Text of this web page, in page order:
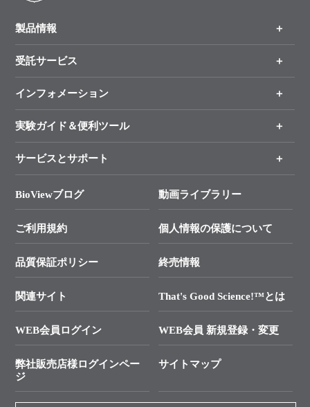
製品情報
製品一覧
手法から製品を探す
新製品情報
受託サービス
オンライン注文
インフォメーション
キャンペーン
タカラバイオ各種会員募集のお知らせ
終売製品のお知らせ
価格改定のご案内
技術セミナーのご案内
タカラバイオ発表文献
実験ガイド＆便利ツール
リアルタイムPCR実験のススメ
幹細胞・再生医療研究ガイド
クローニング実験ガイド
SMARTer NGSポータルサイト
プライマー設計
制限酵素切断サイトの検索
ユーザーズボイス集
サービスとサポート
総合お問い合わせ
├ 実験コンシェルジュ
├ 受託サービスお問い合わせ
資料請求 機器関連
資料請求 受託関連
BioViewブログ 動画ライブラリー
ご利用規約 個人情報の保護について
品質保証ポリシー 終売情報
関連サイト That's Good Science!™とは
WEB会員ログイン WEB会員 新規登録・変更
弊社販売店様ログインペー
ジ
サイトマップ